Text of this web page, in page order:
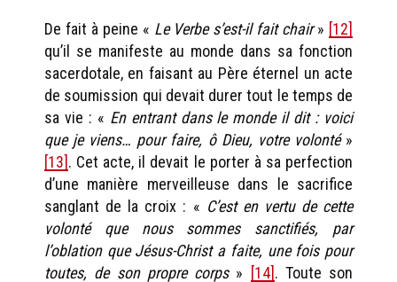
De fait à peine « Le Verbe s’est-il fait chair» [12]
qu’il se manifeste au monde dans sa fonction
sacerdotale, en faisant au Père éternel un acte
de soumission qui devait durer tout le temps de
sa vie : « En entrant dans le monde il dit : voici
que je viens… pour faire, ô Dieu, votre volonté»
[13]. Cet acte, il devait le porter à sa perfection
d’une manière merveilleuse dans le sacrifice
sanglant de la croix : « C’est en vertu de cette
volonté que nous sommes sanctifiés, par
l’oblation que Jésus-Christ a faite, une fois pour
toutes, de son propre corps » [14]. Toute son